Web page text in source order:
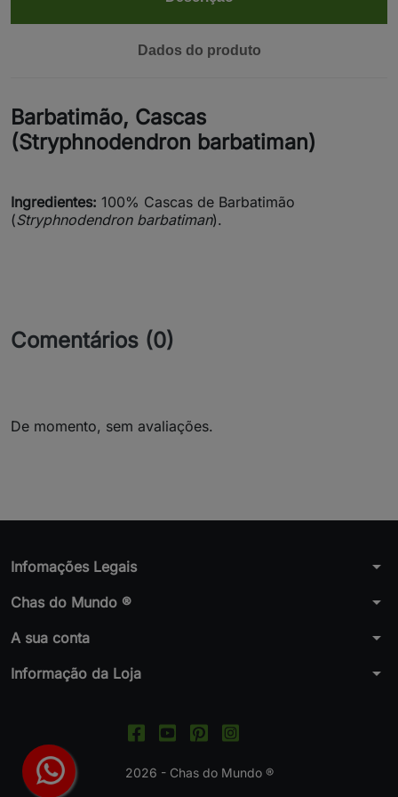
Dados do produto
Barbatimão, Cascas
(Stryphnodendron barbatiman)
Ingredientes: 100% Cascas de Barbatimão
(Stryphnodendron barbatiman).
Comentários (0)
De momento, sem avaliações.
Infomações Legais arrow_drop_down
Chas do Mundo ® arrow_drop_down
A sua conta arrow_drop_down
Informação da Loja arrow_drop_down
2026 - Chas do Mundo ®